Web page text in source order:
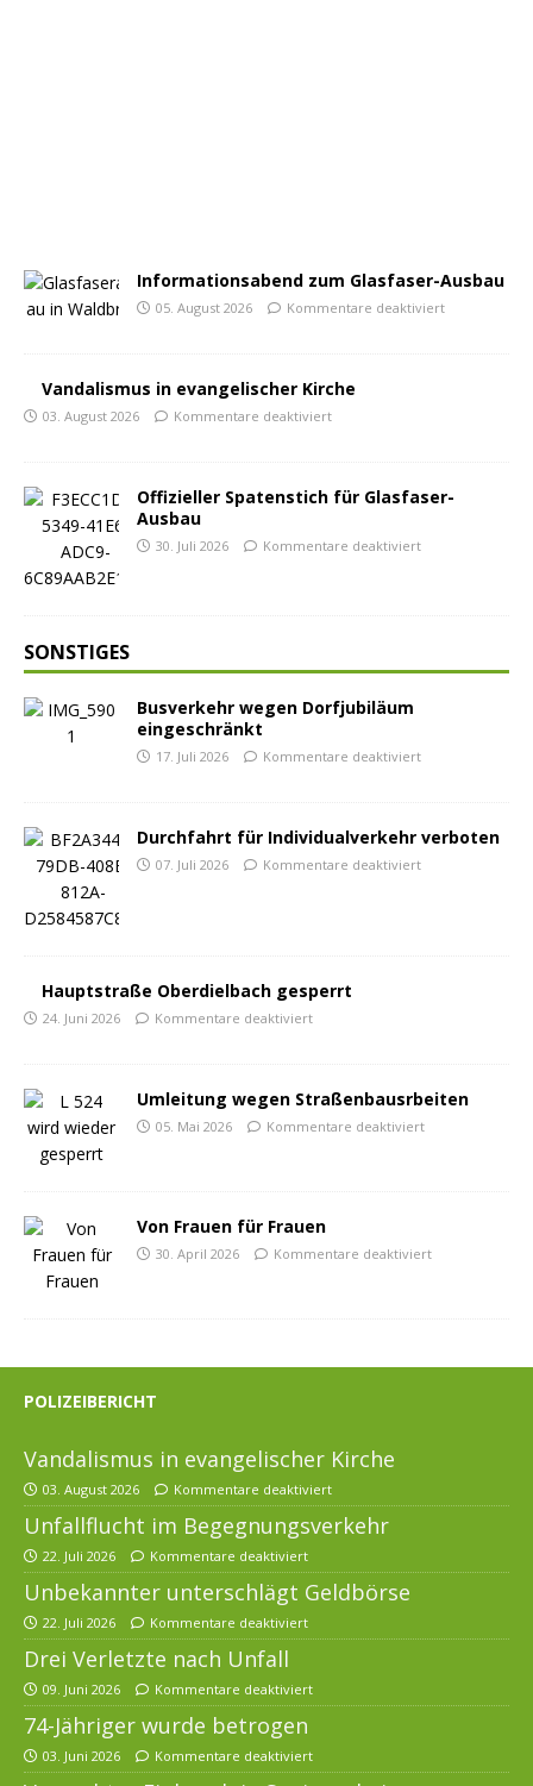
Informationsabend zum Glasfaser-Ausbau
05. August 2026 Kommentare deaktiviert
Vandalismus in evangelischer Kirche
03. August 2026 Kommentare deaktiviert
Offizieller Spatenstich für Glasfaser-
Ausbau
30. Juli 2026 Kommentare deaktiviert
SONSTIGES
Busverkehr wegen Dorfjubiläum
eingeschränkt
17. Juli 2026 Kommentare deaktiviert
Durchfahrt für Individualverkehr verboten
07. Juli 2026 Kommentare deaktiviert
Hauptstraße Oberdielbach gesperrt
24. Juni 2026 Kommentare deaktiviert
Umleitung wegen Straßenbausrbeiten
05. Mai 2026 Kommentare deaktiviert
Von Frauen für Frauen
30. April 2026 Kommentare deaktiviert
POLIZEIBERICHT
Vandalismus in evangelischer Kirche
03. August 2026 Kommentare deaktiviert
Unfallflucht im Begegnungsverkehr
22. Juli 2026 Kommentare deaktiviert
Unbekannter unterschlägt Geldbörse
22. Juli 2026 Kommentare deaktiviert
Drei Verletzte nach Unfall
09. Juni 2026 Kommentare deaktiviert
74-Jähriger wurde betrogen
03. Juni 2026 Kommentare deaktiviert